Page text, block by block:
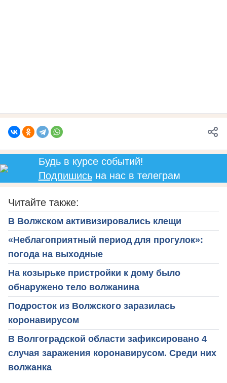
Будь в курсе событий!
Подпишисьна нас в телеграм
Читайте также:
В Волжском активизировались клещи
«Неблагоприятный период для прогулок»:
погода на выходные
На козырьке пристройки к дому было
обнаружено тело волжанина
Подросток из Волжского заразилась
коронавирусом
В Волгоградской области зафиксировано 4
случая заражения коронавирусом. Среди них
волжанка